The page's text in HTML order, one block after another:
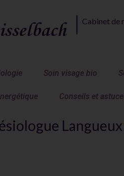
Cabinet de
Soin visage bio
Conseils et